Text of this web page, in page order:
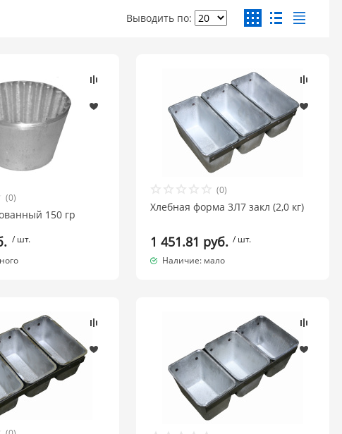
Выводить по:
(0)
150 гр
/ шт.
(0)
Хлебная форма 3Л7 закл (2,0 кг)
1 451.81 руб. / шт.
Наличие: мало